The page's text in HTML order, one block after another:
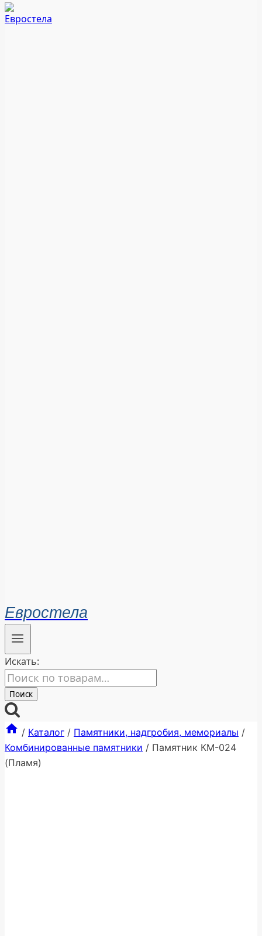
Евростела
Искать:
Поиск
/ Каталог / Памятники, надгробия, мемориалы /
Комбинированные памятники / Памятник КМ-024
(Пламя)